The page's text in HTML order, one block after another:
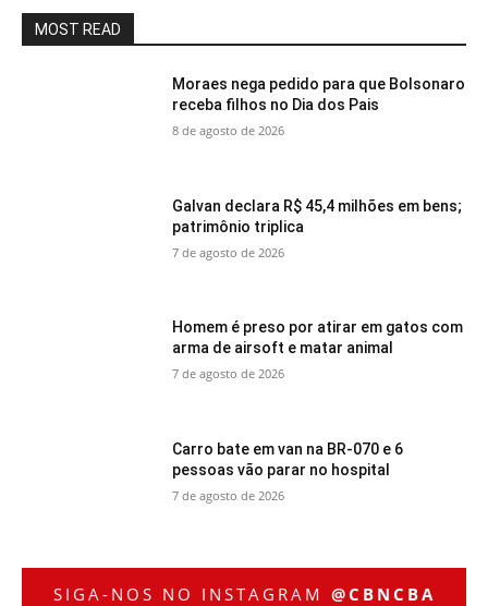
MOST READ
Moraes nega pedido para que Bolsonaro
receba filhos no Dia dos Pais
8 de agosto de 2026
Galvan declara R$ 45,4 milhões em bens;
patrimônio triplica
7 de agosto de 2026
Homem é preso por atirar em gatos com
arma de airsoft e matar animal
7 de agosto de 2026
Carro bate em van na BR-070 e 6
pessoas vão parar no hospital
7 de agosto de 2026
SIGA-NOS NO INSTAGRAM @CBNCBA